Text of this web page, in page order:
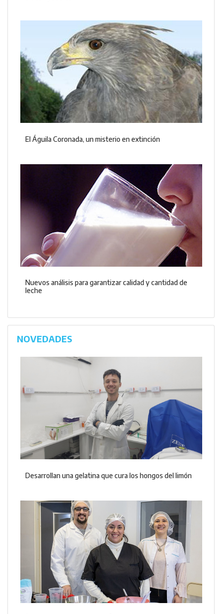
El Águila Coronada, un misterio en extinción
Nuevos análisis para garantizar calidad y cantidad de
leche
NOVEDADES
Desarrollan una gelatina que cura los hongos del limón